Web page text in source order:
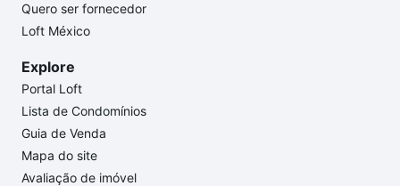
Quero ser fornecedor
Loft México
Explore
Portal Loft
Lista de Condomínios
Guia de Venda
Mapa do site
Avaliação de imóvel